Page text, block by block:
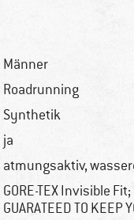
Männer
Roadrunning
Synthetik
ja
atmungsaktiv,
GORE-TEX Invisible Fit;
GUARATEED TO KEEP